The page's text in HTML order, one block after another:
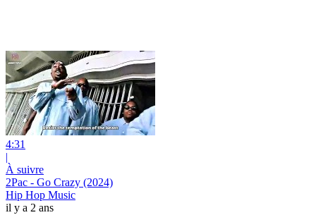
4:31
|
À suivre
2Pac - Go Crazy (2024)
Hip Hop Music
il y a 2 ans